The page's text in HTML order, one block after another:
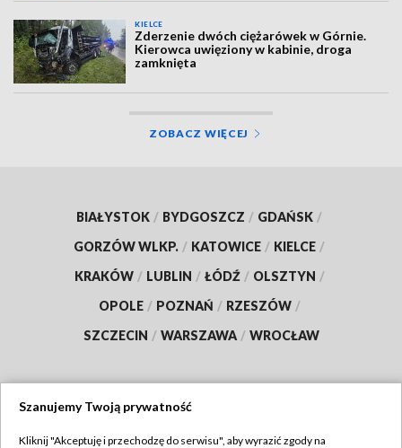
KIELCE
Zderzenie dwóch ciężarówek w Górnie.
Kierowca uwięziony w kabinie, droga
zamknięta
ZOBACZ WIĘCEJ
BIAŁYSTOK / BYDGOSZCZ / GDAŃSK /
GORZÓW WLKP. / KATOWICE / KIELCE /
KRAKÓW / LUBLIN / ŁÓDŹ / OLSZTYN /
OPOLE / POZNAŃ / RZESZÓW /
SZCZECIN / WARSZAWA / WROCŁAW
Szanujemy Twoją prywatność
Kliknij "Akceptuję i przechodzę do serwisu", aby wyrazić zgody na